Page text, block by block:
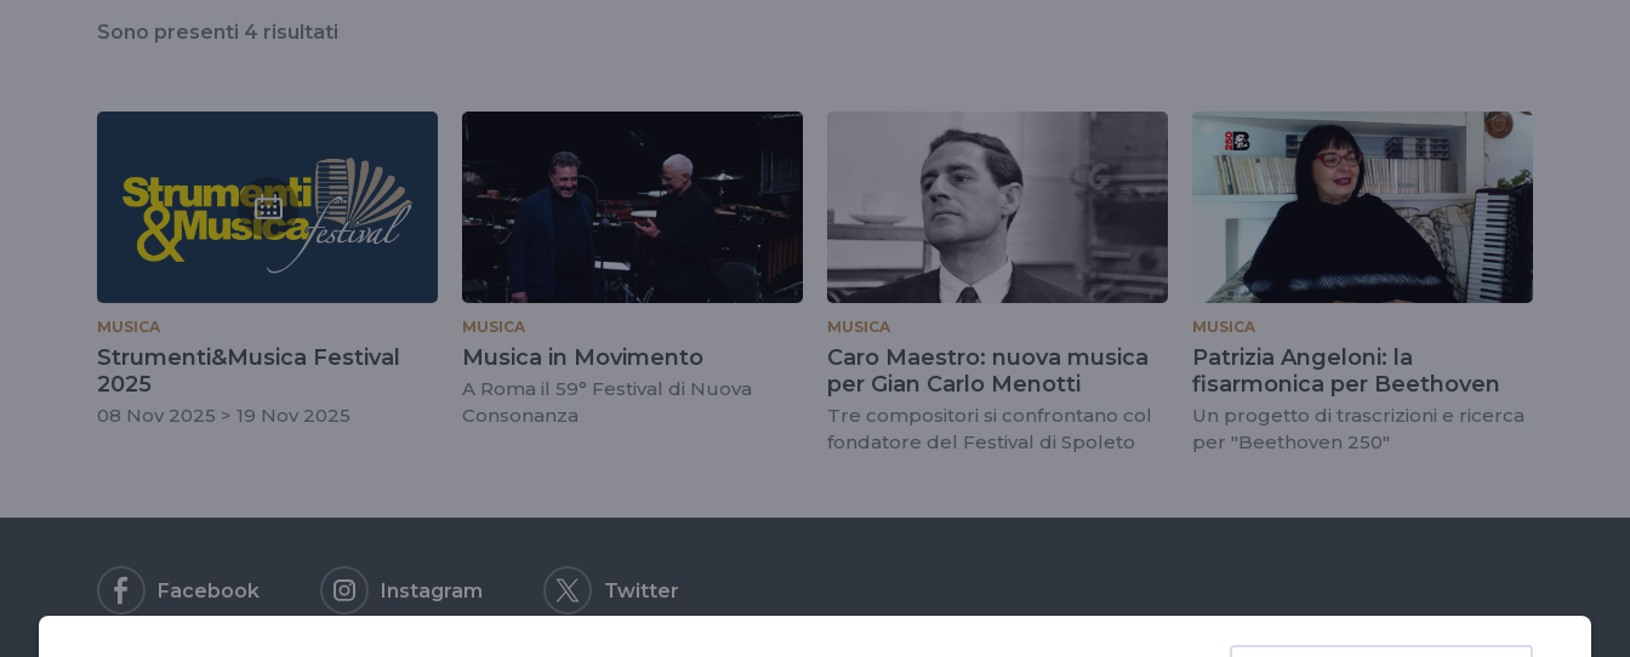
tag
#patriziaangeloni
Sono presenti 4 risultati
MUSICA
Strumenti&Musica Festival
2025
08 Nov 2025 > 19 Nov 2025
MUSICA
Musica in Movimento
A Roma il 59° Festival di Nuova
Consonanza
MUSICA
Caro Maestro: nuova musica
per Gian Carlo Menotti
Tre compositori si confrontano col
fondatore del Festival di Spoleto
MUSICA
Patrizia Angeloni: la
fisarmonica per Beethoven
Un progetto di trascrizioni e ricerca
per "Beethoven 250"
Facebook Instagram Twitter